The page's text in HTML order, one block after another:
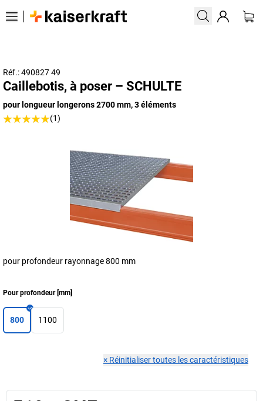
Réf.: 490827 49
Caillebotis, à poser – SCHULTE
pour longueur longerons 2700 mm, 3 éléments
(1)
pour profondeur rayonnage 800 mm
Pour profondeur[mm]
800 1100
× Réinitialiser toutes les caractéristiques